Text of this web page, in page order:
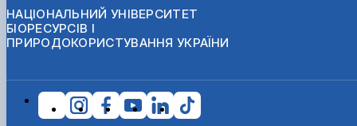
НАЦІОНАЛЬНИЙ УНІВЕРСИТЕТ
БІОРЕСУРСІВ І
ПРИРОДОКОРИСТУВАННЯ УКРАЇНИ